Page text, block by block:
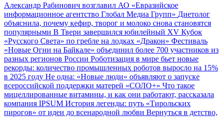
Александр Рабинович возглавил АО «Евразийское
информационное агентство Глобал Медиа Групп» Диетолог
объяснила, почему кефир, творог и молоко снова становятся
популярными В Твери завершился юбилейный XV Кубок
«Русского Света» по гребле на лодках «Дракон» Фестиваль
«Новые Огни на Байкале» объединил более 700 участников из
разных регионов России Роботизация в мире бьет новые
рекорды: количество промышленных роботов выросло на 15%
в 2025 году Не одна: «Новые люди» объявляют о запуске
всероссийской поддержки матерей «СОЛО+» Что такое
мицеллированные витамины, и как они работают, рассказала
компания IPSUM История легенды: путь «Тирольских
пирогов» от идеи до всенародной любви Вернуться в детство,